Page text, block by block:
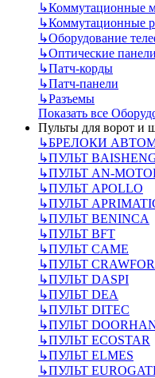
↳Коммутационные
↳Коммутационные
↳Оборудование
↳Оптические
↳Патч-корды
↳Патч-панели
↳Разъемы
Показать все
Пульты для ворот и
↳БРЕЛОКИ
↳ПУЛЬТ
↳ПУЛЬТ AN-
↳ПУЛЬТ APOLLO
↳ПУЛЬТ
↳ПУЛЬТ BENINCA
↳ПУЛЬТ BFT
↳ПУЛЬТ CAME
↳ПУЛЬТ
↳ПУЛЬТ DASPI
↳ПУЛЬТ DEA
↳ПУЛЬТ DITEC
↳ПУЛЬТ
↳ПУЛЬТ ECOSTAR
↳ПУЛЬТ ELMES
↳ПУЛЬТ